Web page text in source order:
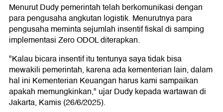
Menurut Dudy pemerintah telah berkomunikasi dengan
para pengusaha angkutan logistik. Menurutnya para
pengusaha meminta sejumlah insentif fiskal di samping
implementasi Zero ODOL diterapkan.
"Kalau bicara insentif itu tentunya saya tidak bisa
mewakili pemerintah, karena ada kementerian lain, dalam
hal ini Kementerian Keuangan harus kami sampaikan
apakah memungkinkan," ujar Dudy kepada wartawan di
Jakarta, Kamis (26/6/2025).